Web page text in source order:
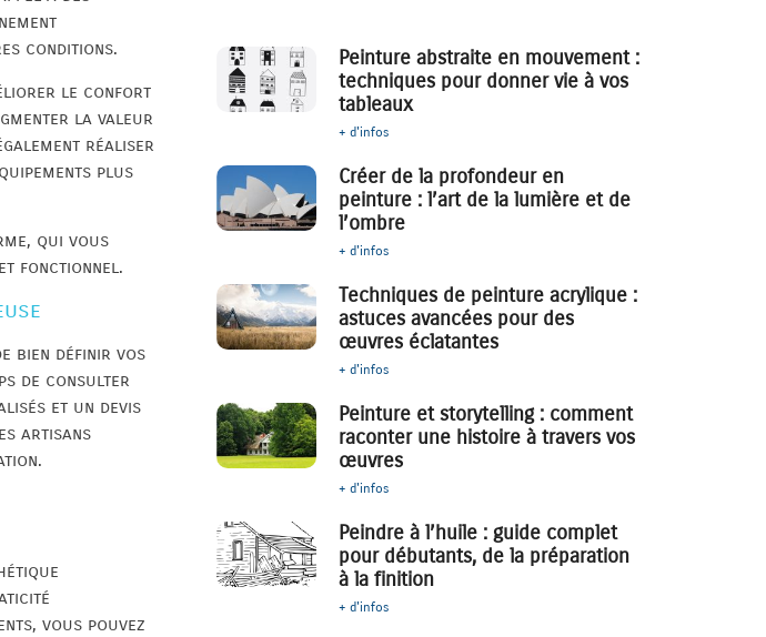
conditions.
le confort
la valeur
réaliser
plus
qui vous
fonctionnel.
bien définir vos
de consulter
et un devis
artisans
vous pouvez
Peinture abstraite en mouvement :
techniques pour donner vie à vos
tableaux
+ d'infos
Créer de la profondeur en
peinture : l’art de la lumière et de
l’ombre
+ d'infos
Techniques de peinture acrylique :
astuces avancées pour des
œuvres éclatantes
+ d'infos
Peinture et storytelling : comment
raconter une histoire à travers vos
œuvres
+ d'infos
Peindre à l’huile : guide complet
pour débutants, de la préparation
à la finition
+ d'infos